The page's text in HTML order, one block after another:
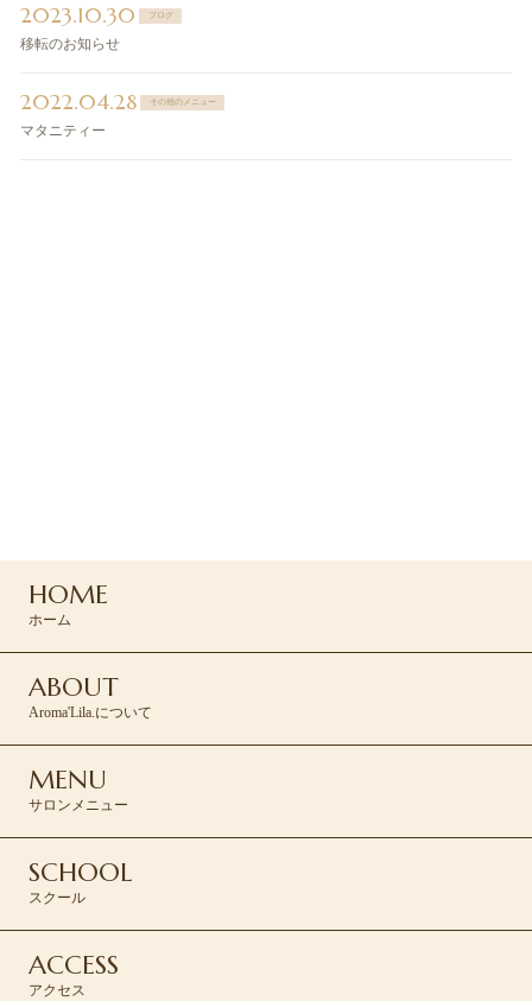
2023.10.30 ブログ
移転のお知らせ
2022.04.28 その他のメニュー
マタニティー
HOME
ホーム
ABOUT
Aroma'Lila.について
MENU
サロンメニュー
SCHOOL
スクール
ACCESS
アクセス